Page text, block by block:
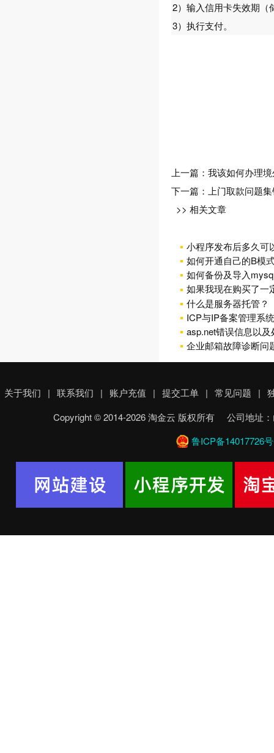
2）输入信用卡失效期（
3）执行支付。
上一篇： 我该如何办理
下一篇： 上门取款问题
>> 相关文章
小程序发布后多久可
如何开通自己的B模
如何备份及导入
如果我现在购买了一
什么是服务器托管？
ICP与IP备案管理系
asp.net错误信息以
企业邮箱故障诊断问
关于我们 | 联系我们 | 账户充值 | 提交工单 | 常见问题 |
Copyright © 2014-2026 淘金云 版权所有 公司地址
鲁ICP备14017726